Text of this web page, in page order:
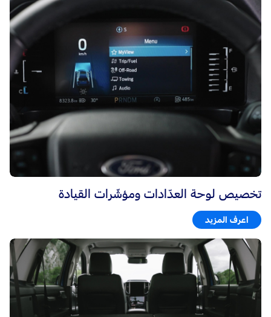
تخصيص لوحة العدّادات ومؤشّرات القيادة
اعرف المزيد